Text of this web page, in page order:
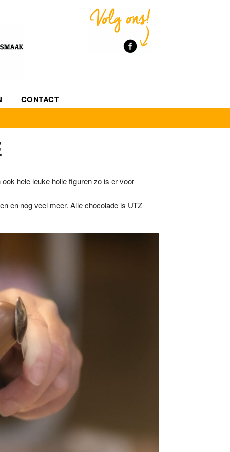
CONTACT
hele leuke holle figuren zo is er voor
en nog veel meer. Alle chocolade is UTZ